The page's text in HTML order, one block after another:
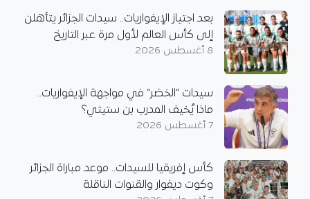
بعد اجتياز الإيفواريات.. سيدات الجزائر يتأهلن
إلى كأس العالم لأول مرة عبر التاريخ
8 أغسطس 2026
سيدات “الخضر” في مواجهة الإيفواريات..
ماذا يُخيف المدرب بن ستيتي؟
7 أغسطس 2026
كأس إفريقيا للسيدات.. موعد مباراة الجزائر
وكوت ديفوار والقنوات الناقلة